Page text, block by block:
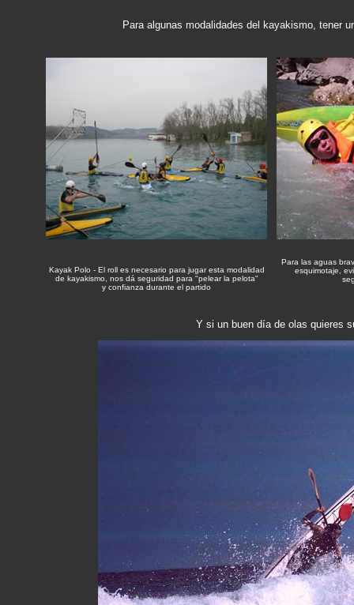
Para algunas modalidades del kayakismo, tener
Kayak Polo - El roll es necesario para jugar esta modalidad
de kayakismo, nos dá seguridad para "pelear la pelota"
y confianza durante el partido
Para las aguas
esquimotaje,
Y si un buen día de olas quieres surfear con el